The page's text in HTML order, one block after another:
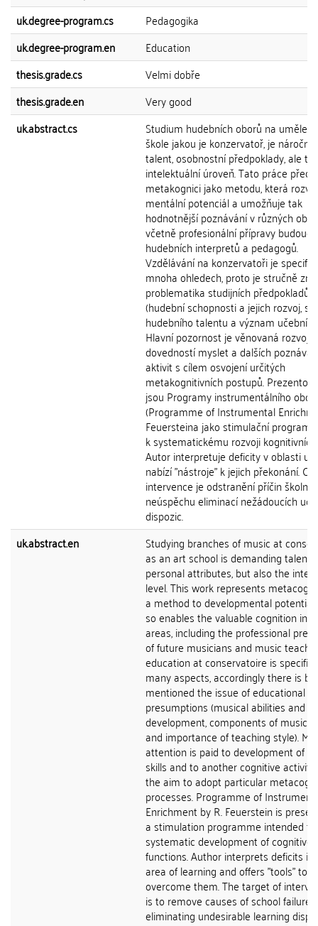
uk.degree-program.cs
Pedagogika
uk.degree-program.en
Education
thesis.grade.cs
Velmi dobře
thesis.grade.en
Very good
uk.abstract.cs
Studium hudebních oborů na
škole jakou je konzervatoř, je
talent, osobnostní předpoklady, ale
intelektuální úroveň. Tato práce
metakognici jako metodu, která rozvíjí
mentální potenciál a umožňuje tak
hodnotnější poznávání v různých
včetně profesionální přípravy
hudebních interpretů a pedagogů.
Vzdělávání na konzervatoři je
mnoha ohledech, proto je stručně
problematika studijních předpokladů
(hudební schopnosti a jejich rozvoj,
hudebního talentu a význam
Hlavní pozornost je věnovaná rozvoji
dovedností myslet a dalších
aktivit s cílem osvojení určitých
metakognitivních postupů.
jsou Programy instrumentálního
(Programme of Instrumental
Feuersteina jako stimulační program
k systematickému rozvoji
Autor interpretuje deficity v oblasti
nabízí "nástroje" k jejich překonání.
intervence je odstranění příčin
neúspěchu eliminací nežádoucích
dispozic.
uk.abstract.en
Studying branches of music at
as an art school is demanding talent,
personal attributes, but also the
level. This work represents
a method to developmental potential
so enables the valuable cognition in
areas, including the professional
of future musicians and music
education at conservatoire is specific
many aspects, accordingly there is
mentioned the issue of educational
presumptions (musical abilities and
development, components of
and importance of teaching style).
attention is paid to development of
skills and to another cognitive
the aim to adopt particular
processes. Programme of
Enrichment by R. Feuerstein is
a stimulation programme intended for
systematic development of cognitive
functions. Author interprets deficits
area of learning and offers "tools" to
overcome them. The target of
is to remove causes of school failure
eliminating undesirable learning